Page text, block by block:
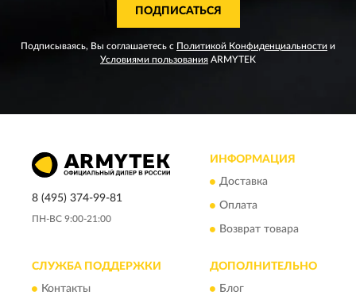
ПОДПИСАТЬСЯ
Подписываясь, Вы соглашаетесь с Политикой Конфиденциальности и
Условиями пользования ARMYTEK
8 (495) 374-99-81
ПН-ВС 9:00-21:00
ИНФОРМАЦИЯ
Доставка
Оплата
Возврат товара
СЛУЖБА ПОДДЕРЖКИ
Контакты
ДОПОЛНИТЕЛЬНО
Блог